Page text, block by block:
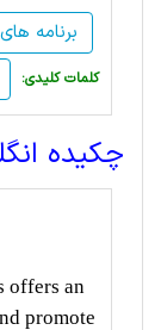
برنامه
:کلمات کلیدی
چکیده
offers an
promote